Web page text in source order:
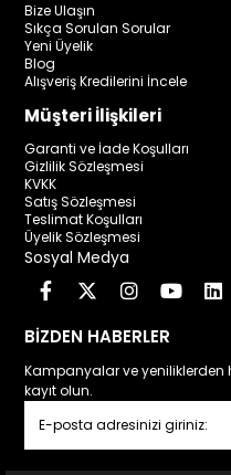
Bize Ulaşın
Sıkça Sorulan Sorular
Yeni Üyelik
Blog
Alışveriş Kredilerini İncele
Müşteri İlişkileri
Garanti ve İade Koşulları
Gizlilik Sözleşmesi
KVKK
Satış Sözleşmesi
Teslimat Koşulları
Üyelik Sözleşmesi
Sosyal Medya
BİZDEN HABERLER
Kampanyalar ve
kayıt olun.